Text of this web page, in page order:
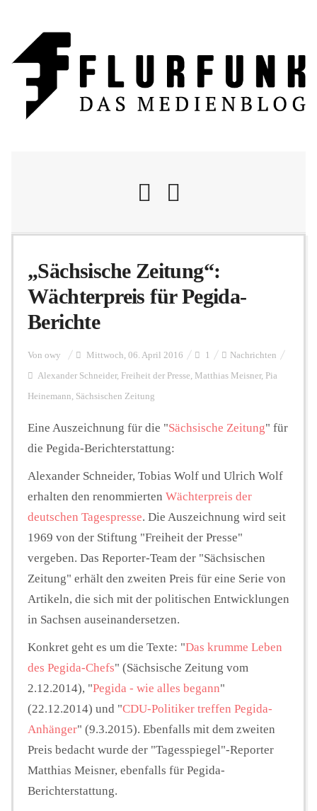
Nachrichten
Flurschelte
Personalien
Podcast
Seminare
Unterstützen
„Sächsische Zeitung“:
Wächterpreis für Pegida-
Berichte
Von owy Mittwoch, 06. April 2016 1 Nachrichten
Alexander Schneider, Freiheit der Presse, Matthias Meisner, Pia
Heinemann, Sächsischen Zeitung
Eine Auszeichnung für die "Sächsische Zeitung" für
die Pegida-Berichterstattung:
Alexander Schneider, Tobias Wolf und Ulrich Wolf
erhalten den renommierten Wächterpreis der
deutschen Tagespresse. Die Auszeichnung wird seit
1969 von der Stiftung "Freiheit der Presse"
vergeben. Das Reporter-Team der "Sächsischen
Zeitung" erhält den zweiten Preis für eine Serie von
Artikeln, die sich mit der politischen Entwicklungen
in Sachsen auseinandersetzen.
Konkret geht es um die Texte: "Das krumme Leben
des Pegida-Chefs" (Sächsische Zeitung vom
2.12.2014), "Pegida - wie alles begann"
(22.12.2014) und "CDU-Politiker treffen Pegida-
Anhänger" (9.3.2015). Ebenfalls mit dem zweiten
Preis bedacht wurde der "Tagesspiegel"-Reporter
Matthias Meisner, ebenfalls für Pegida-
Berichterstattung.